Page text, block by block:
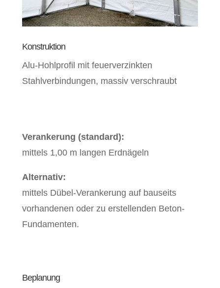
Konstruktion
Alu-Hohlprofil mit feuerverzinkten
Stahlverbindungen, massiv verschraubt
Verankerung (standard):
mittels 1,00 m langen Erdnägeln
Alternativ:
mittels Dübel-Verankerung auf bauseits
vorhandenen oder zu erstellenden Beton-
Fundamenten.
Beplanung